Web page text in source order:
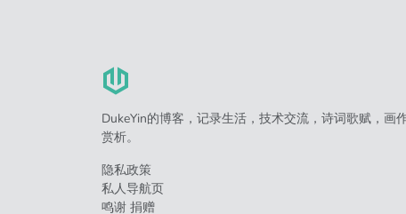
DukeYin的博客，记录生活，技术交流，诗词歌赋，画
赏析。
隐私政策
私人导航页
鸣谢 捐赠